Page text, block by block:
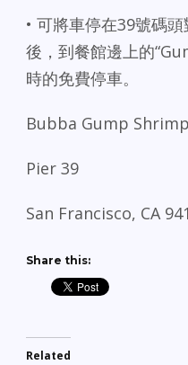
• 可將車停在39號碼
後，到餐館邊上的
時的免費停車。
Bubba Gump
Pier 39
San Francisco, CA
Share this:
Related